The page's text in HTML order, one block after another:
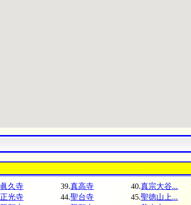
眞久寺 39.真高寺 40.真宗大谷...
正光寺 44.聖台寺 45.聖徳山上...